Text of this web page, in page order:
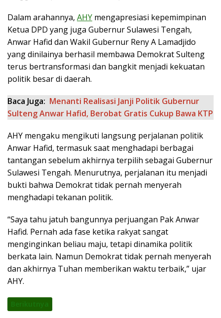
Dalam arahannya, AHY mengapresiasi kepemimpinan
Ketua DPD yang juga Gubernur Sulawesi Tengah,
Anwar Hafid dan Wakil Gubernur Reny A Lamadjido
yang dinilainya berhasil membawa Demokrat Sulteng
terus bertransformasi dan bangkit menjadi kekuatan
politik besar di daerah.
Baca Juga: Menanti Realisasi Janji Politik Gubernur
Sulteng Anwar Hafid, Berobat Gratis Cukup Bawa KTP
AHY mengaku mengikuti langsung perjalanan politik
Anwar Hafid, termasuk saat menghadapi berbagai
tantangan sebelum akhirnya terpilih sebagai Gubernur
Sulawesi Tengah. Menurutnya, perjalanan itu menjadi
bukti bahwa Demokrat tidak pernah menyerah
menghadapi tekanan politik.
“Saya tahu jatuh bangunnya perjuangan Pak Anwar
Hafid. Pernah ada fase ketika rakyat sangat
menginginkan beliau maju, tetapi dinamika politik
berkata lain. Namun Demokrat tidak pernah menyerah
dan akhirnya Tuhan memberikan waktu terbaik,” ujar
AHY.